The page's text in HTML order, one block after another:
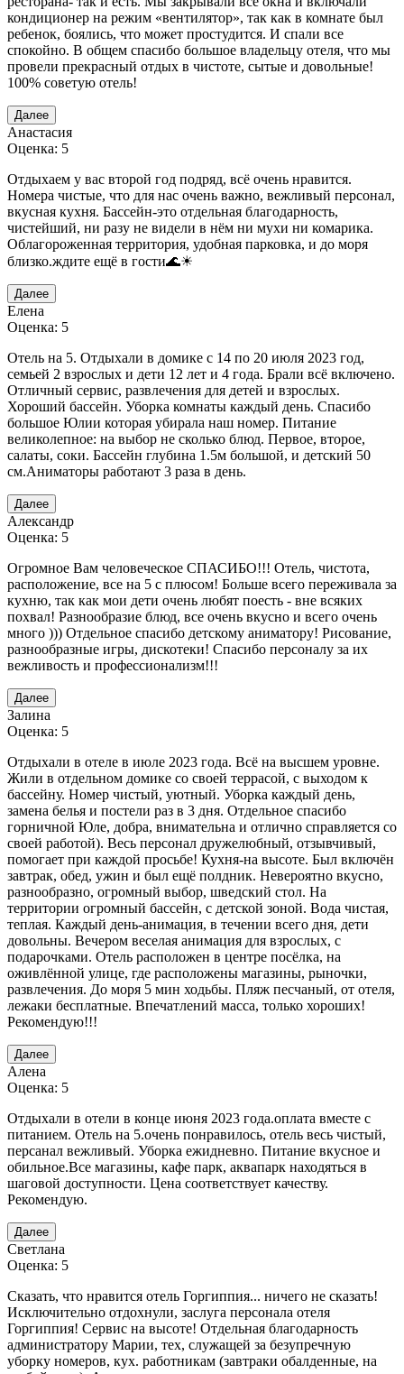
кондиционер на режим «вентилятор», так как в комнате был
ребенок, боялись, что может простудится. И спали все
спокойно. В общем спасибо большое владельцу отеля, что мы
провели прекрасный отдых в чистоте, сытые и довольные!
100% советую отель!
Далее
Анастасия
Оценка: 5
Отдыхаем у вас второй год подряд, всё очень нравится.
Номера чистые, что для нас очень важно, вежливый персонал,
вкусная кухня. Бассейн-это отдельная благодарность,
чистейший, ни разу не видели в нём ни мухи ни комарика.
Облагороженная территория, удобная парковка, и до моря
близко.ждите ещё в гости🌊☀
Далее
Елена
Оценка: 5
Отель на 5. Отдыхали в домике с 14 по 20 июля 2023 год,
семьей 2 взрослых и дети 12 лет и 4 года. Брали всё включено.
Отличный сервис, развлечения для детей и взрослых.
Хороший бассейн. Уборка комнаты каждый день. Спасибо
большое Юлии которая убирала наш номер. Питание
великолепное: на выбор не сколько блюд. Первое, второе,
салаты, соки. Бассейн глубина 1.5м большой, и детский 50
см.Аниматоры работают 3 раза в день.
Далее
Александр
Оценка: 5
Огромное Вам человеческое СПАСИБО!!! Отель, чистота,
расположение, все на 5 с плюсом! Больше всего переживала за
кухню, так как мои дети очень любят поесть - вне всяких
похвал! Разнообразие блюд, все очень вкусно и всего очень
много ))) Отдельное спасибо детскому аниматору! Рисование,
разнообразные игры, дискотеки! Спасибо персоналу за их
вежливость и профессионализм!!!
Далее
Залина
Оценка: 5
Отдыхали в отеле в июле 2023 года. Всё на высшем уровне.
Жили в отдельном домике со своей террасой, с выходом к
бассейну. Номер чистый, уютный. Уборка каждый день,
замена белья и постели раз в 3 дня. Отдельное спасибо
горничной Юле, добра, внимательна и отлично справляется со
своей работой). Весь персонал дружелюбный, отзывчивый,
помогает при каждой просьбе! Кухня-на высоте. Был включён
завтрак, обед, ужин и был ещё полдник. Невероятно вкусно,
разнообразно, огромный выбор, шведский стол. На
территории огромный бассейн, с детской зоной. Вода чистая,
теплая. Каждый день-анимация, в течении всего дня, дети
довольны. Вечером веселая анимация для взрослых, с
подарочками. Отель расположен в центре посёлка, на
оживлённой улице, где расположены магазины, рыночки,
развлечения. До моря 5 мин ходьбы. Пляж песчаный, от отеля,
лежаки бесплатные. Впечатлений масса, только хороших!
Рекомендую!!!
Далее
Алена
Оценка: 5
Отдыхали в отели в конце июня 2023 года.оплата вместе с
питанием. Отель на 5.очень понравилось, отель весь чистый,
персанал вежливый. Уборка ежидневно. Питание вкусное и
обильное.Все магазины, кафе парк, аквапарк находяться в
шаговой доступности. Цена соответствует качеству.
Рекомендую.
Далее
Светлана
Оценка: 5
Сказать, что нравится отель Горгиппия... ничего не сказать!
Исключительно отдохнули, заслуга персонала отеля
Горгиппия! Сервис на высоте! Отдельная благодарность
администратору Марии, тех, служащей за безупречную
уборку номеров, кух. работникам (завтраки обалденные, на